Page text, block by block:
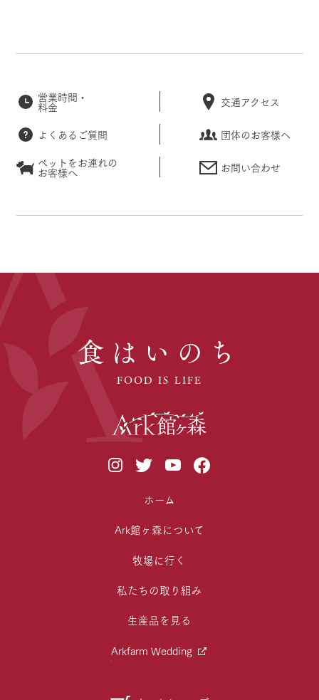
営業時間・
料金 交通アクセス
よくあるご質問
団体のお客様へ
ペットをお連れの
お客様へ お問い合わせ
食はいのち
FOOD IS LIFE
ホーム
Ark館ヶ森について
牧場に行く
私たちの取り組み
生産品を見る
Arkfarm Wedding